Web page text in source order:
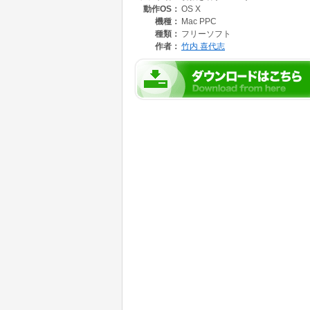
どのモニタ表示用の画像や、アイコン・サム
「顔面衰弱」用の図柄ファイルを作る事も可
作成される図柄ファイルは、新フォーマットの
(64×64)です。
ています。
Carbon版は、このバージョンから公開開始し
動作OS： OS X
機種： Mac PPC
種類： フリーソフト
作者： 竹内 喜代志